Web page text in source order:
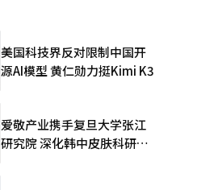
美国科技界反对限制中国开
源AI模型 黄仁勋力挺Kimi K3
爱敬产业携手复旦大学张江
研究院 深化韩中皮肤科研合